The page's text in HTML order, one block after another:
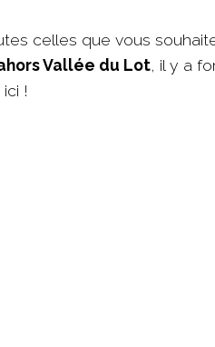
celles que vous
Vallée du Lot, il y a
!